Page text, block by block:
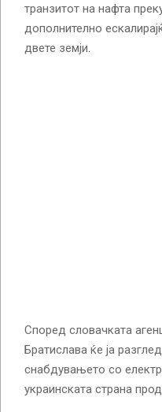
транзитот на нафта
дополнително
двете земји.
Според словачката
Братислава ќе ја
снабдувањето со
украинската страна